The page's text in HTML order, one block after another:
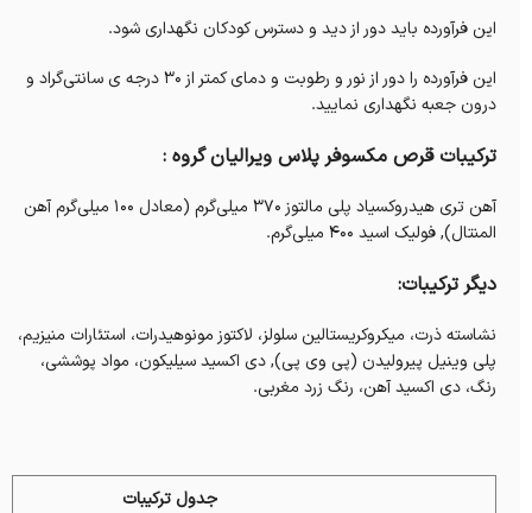
این فرآورده باید دور از دید و دسترس کودکان نگهداری شود.
این فرآورده را دور از نور و رطوبت و دمای کمتر از ۳۰ درجه ی سانتی‌گراد و
درون جعبه نگهداری نمایید.
ترکیبات قرص مکسوفر پلاس ویرالیان گروه :
آهن تری هیدروکسیاد پلی مالتوز ۳۷۰ میلی‌گرم (معادل ۱۰۰ میلی‌گرم آهن
المنتال), فولیک اسید ۴۰۰ میلی‌گرم.
دیگر ترکیبات:
نشاسته ذرت، میکروکریستالین سلولز، لاکتوز مونوهیدرات، استئارات منیزیم،
پلی وینیل پیرولیدن (پی وی پی), دی اکسید سیلیکون، مواد پوششی،
رنگ، دی اکسید آهن، رنگ زرد مغربی.
جدول ترکیبات